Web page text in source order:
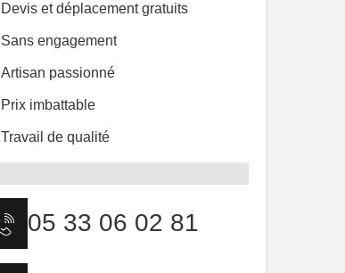
Devis et déplacement gratuits
Sans engagement
Artisan passionné
Prix imbattable
Travail de qualité
05 33 06 02 81